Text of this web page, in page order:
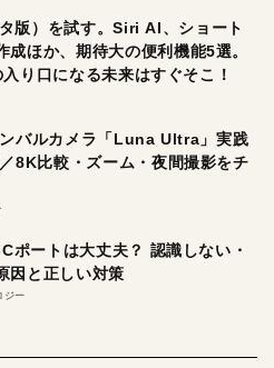
版）を試す。Siri AI、ショート
成ほか、期待大の便利機能5選。
り口になる未来はすぐそこ！
バルカメラ「Luna Ultra」実践
8K比較・ズーム・夜間撮影をチ
ポートは大丈夫？ 認識しない・
因と正しい対策
ジー